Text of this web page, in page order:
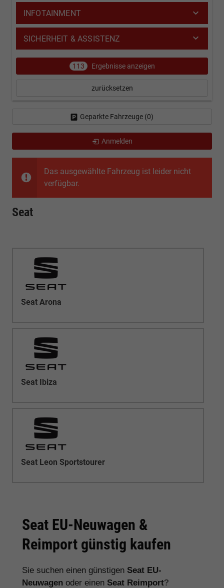
Das ausgewählte Fahrzeug ist leider nicht
verfügbar.
Seat
Seat Arona
Seat Ibiza
Seat Leon Sportstourer
Seat EU-Neuwagen &
Reimport günstig kaufen
Sie suchen einen günstigen Seat EU-
Neuwagen oder einen Seat Reimport?
INFOTAINMENT
SICHERHEIT & ASSISTENZ
113 Ergebnisse anzeigen
zurücksetzen
Geparkte Fahrzeuge (0)
Anmelden